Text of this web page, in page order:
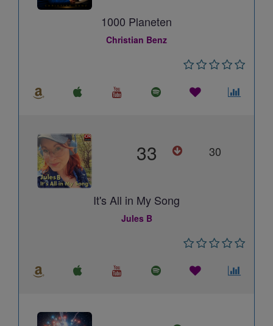
1000 Planeten
Christian Benz
33 30
It's All in My Song
Jules B